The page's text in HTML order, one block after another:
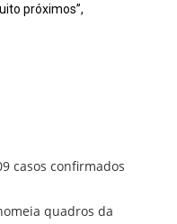
próximos”,
casos confirmados
quadros da